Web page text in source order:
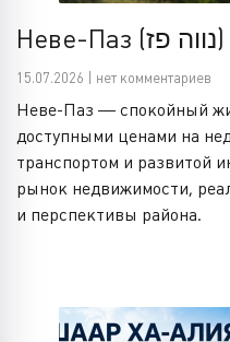
Неве-Паз (נווה פז)
15.07.2026 | нет комментариев
Неве-Паз — спокойный
доступными ценами на
транспортом и развитой
рынок недвижимости,
и перспективы района.